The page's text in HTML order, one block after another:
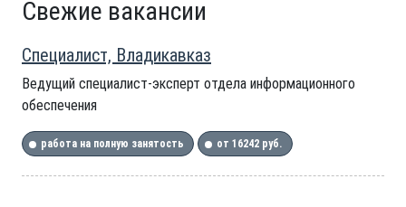
Свежие вакансии
Специалист, Владикавказ
Ведущий специалист-эксперт отдела информационного
обеспечения
работа на полную занятость от 16242 руб.